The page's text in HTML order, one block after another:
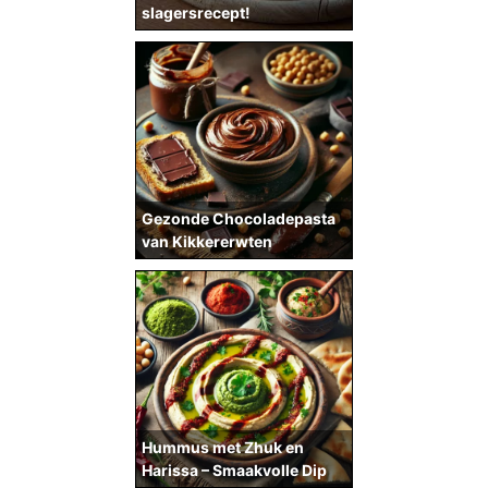
slagersrecept!
Gezonde Chocoladepasta
van Kikkererwten
Hummus met Zhuk en
Harissa – Smaakvolle Dip